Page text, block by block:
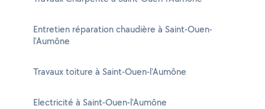
Entretien réparation chaudière à Saint-Ouen-
l'Aumône
Travaux toiture à Saint-Ouen-l'Aumône
Electricité à Saint-Ouen-l'Aumône